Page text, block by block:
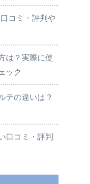
コミ・評判や
は？実際に使
ック
テの違いは？
口コミ・評判